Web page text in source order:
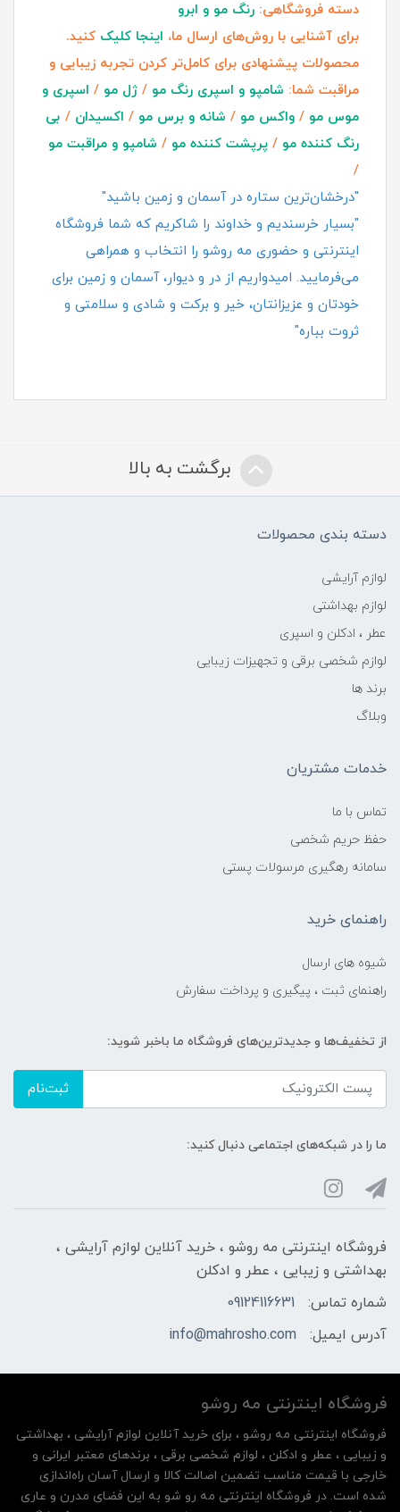
دسته فروشگاهی: رنگ مو و ابرو
برای آشنایی با روش‌های ارسال ما، اینجا کلیک کنید.
محصولات پیشنهادی برای کامل‌تر کردن تجربه زیبایی و
مراقبت شما: شامپو و اسپری رنگ مو / ژل مو / اسپری و
موس مو / واکس مو / شانه و برس مو / اکسیدان / بی
رنگ کننده مو / پرپشت کننده مو / شامپو و مراقبت مو
/
"درخشان‌ترین ستاره در آسمان و زمین باشید"
"بسیار خرسندیم و خداوند را شاکریم که شما فروشگاه
اینترنتی و حضوری مه روشو را انتخاب و همراهی
می‌فرمایید. امیدواریم از در و دیوار، آسمان و زمین برای
خودتان و عزیزانتان، خیر و برکت و شادی و سلامتی و
ثروت بباره"
برگشت به بالا
دسته بندی محصولات
لوازم آرایشی
لوازم بهداشتی
عطر ، ادکلن و اسپری
لوازم شخصی برقی و تجهیزات زیبایی
برند ها
وبلاگ
خدمات مشتریان
تماس با ما
حفظ حریم شخصی
سامانه رهگیری مرسولات پستی
راهنمای خرید
شیوه های ارسال
راهنمای ثبت ، پیگیری و پرداخت سفارش
از تخفیف‌ها و جدیدترین‌های فروشگاه ما باخبر شوید:
ثبت‌نام
ما را در شبکه‌های اجتماعی دنبال کنید:
فروشگاه اینترنتی مه‌ رو‌شو ، خرید آنلاین لوازم آرایشی ،
بهداشتی و زیبایی ، عطر و ادکلن
شماره تماس:
09124116631
آدرس ایمیل:
info@mahrosho.com
فروشگاه اینترنتی مه‌ رو‌شو
فروشگاه اینترنتی مه‌ رو‌شو ، برای خرید آنلاین لوازم آرایشی ، بهداشتی
و زیبایی ، عطر و ادکلن ، لوازم شخصی برقی ، برندهای معتبر ایرانی و
خارجی با قیمت مناسب تضمین اصالت کالا و ارسال آسان راه‌اندازی
شده است. در فروشگاه اینترنتی مه رو شو به این فضای مدرن و عاری